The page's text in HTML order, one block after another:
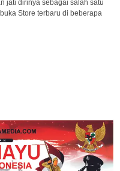
jati dirinya sebagai salah satu
Store terbaru di beberapa